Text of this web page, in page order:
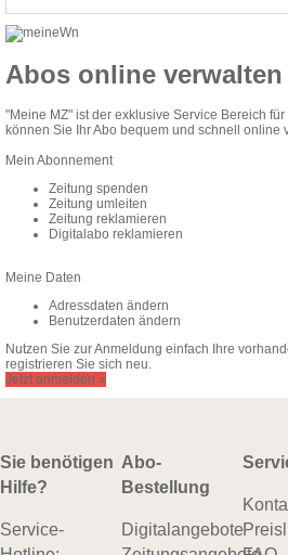
Abos online verwalten
"Meine MZ" ist der exklusive Service Bereich
können Sie Ihr Abo bequem und schnell online
Mein Abonnement
Zeitung spenden
Zeitung umleiten
Zeitung reklamieren
Digitalabo reklamieren
Meine Daten
Adressdaten ändern
Benutzerdaten ändern
Nutzen Sie zur Anmeldung einfach Ihre
registrieren Sie sich neu.
Jetzt anmelden »
Sie benötigen
Hilfe?
Service-
Abo-
Bestellung
Digitalangebote